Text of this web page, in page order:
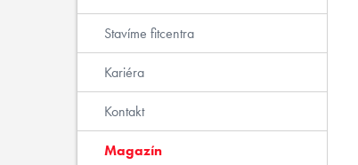
Stavíme fitcentra
Kariéra
Kontakt
Magazín